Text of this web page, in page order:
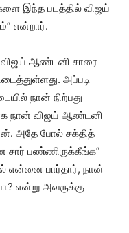
இந்த படத்தில் விஜய்
என்றார்.
விஜய் ஆண்டனி சாரை
அப்படி
நான் நிற்பது
நான் விஜய் ஆண்டனி
அதே போல் சக்தித்
சார் பண்ணிருக்கீங்க”
என்னை பார்தார், நான்
என்று அவருக்கு